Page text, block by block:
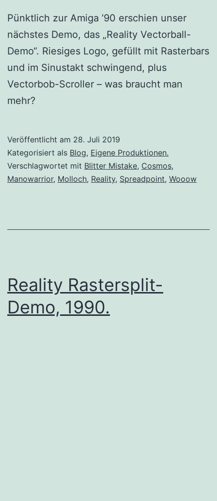
Pünktlich zur Amiga ’90 erschien unser
nächstes Demo, das „Reality Vectorball-
Demo“. Riesiges Logo, gefüllt mit Rasterbars
und im Sinustakt schwingend, plus
Vectorbob-Scroller – was braucht man
mehr?
Veröffentlicht am 28. Juli 2019
Kategorisiert als Blog, Eigene Produktionen.
Verschlagwortet mit Blitter Mistake, Cosmos,
Manowarrior, Molloch, Reality, Spreadpoint, Wooow
Reality Rastersplit-
Demo, 1990.